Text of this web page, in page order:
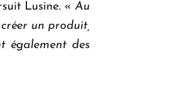
Lusine. «Au
un produit,
également des